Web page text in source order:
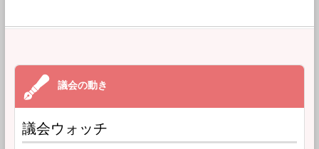
議会ウォッチ